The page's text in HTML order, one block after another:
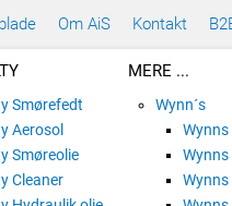
Om AiS Kontakt
Smørefedt
Aerosol
Smøreolie
Cleaner
MERE ...
Wynn´s
Wynns